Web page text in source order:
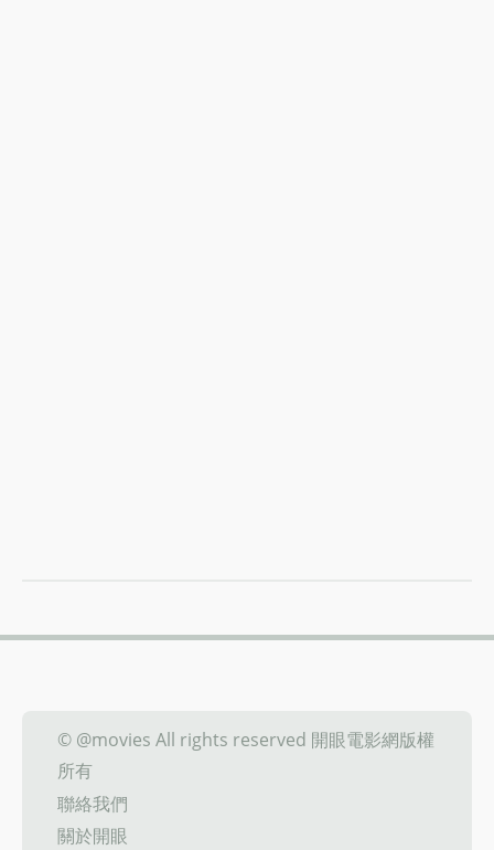
© @movies All rights reserved 開眼電影網版權
所有
聯絡我們
關於開眼